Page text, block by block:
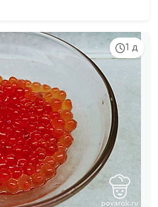
1 д